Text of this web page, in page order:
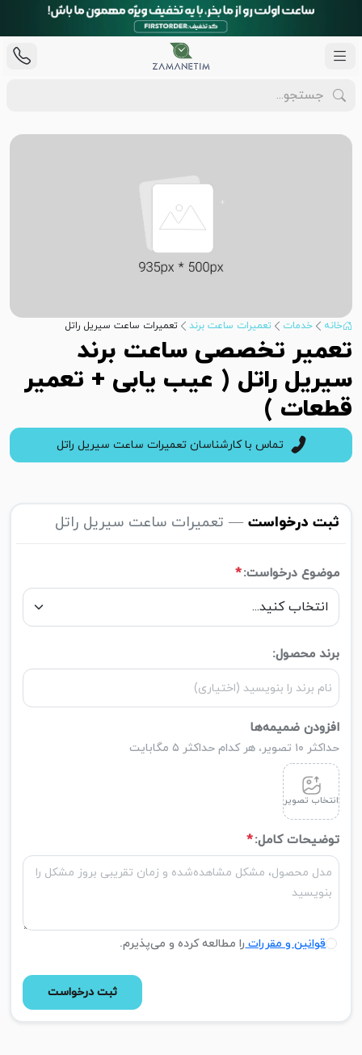
خانه خدمات تعمیرات ساعت برند تعمیرات ساعت سیریل راتل
تعمیر تخصصی ساعت برند
سیریل راتل ( عیب یابی + تعمیر
قطعات )
تماس با کارشناسان تعمیرات ساعت سیریل راتل
ثبت درخواست — تعمیرات ساعت سیریل راتل
موضوع درخواست:*
برند محصول:
افزودن ضمیمه‌ها
حداکثر ۱۰ تصویر، هر کدام حداکثر ۵ مگابایت
انتخاب تصویر
توضیحات کامل:*
قوانین و مقرراترا مطالعه کرده و می‌پذیرم.
ثبت درخواست